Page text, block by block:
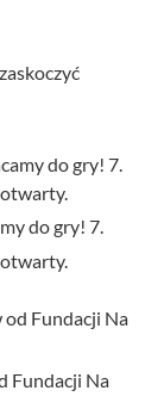
do gry! 7.
Fundacji Na